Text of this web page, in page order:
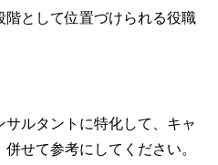
階として位置づけられる役職
ルタントに特化して、キャ
せて参考にしてください。